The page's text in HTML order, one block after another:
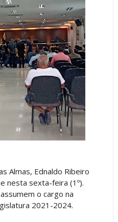
Almas, Ednaldo Ribeiro
nesta sexta-feira (1º).
o cargo na
2021-2024.